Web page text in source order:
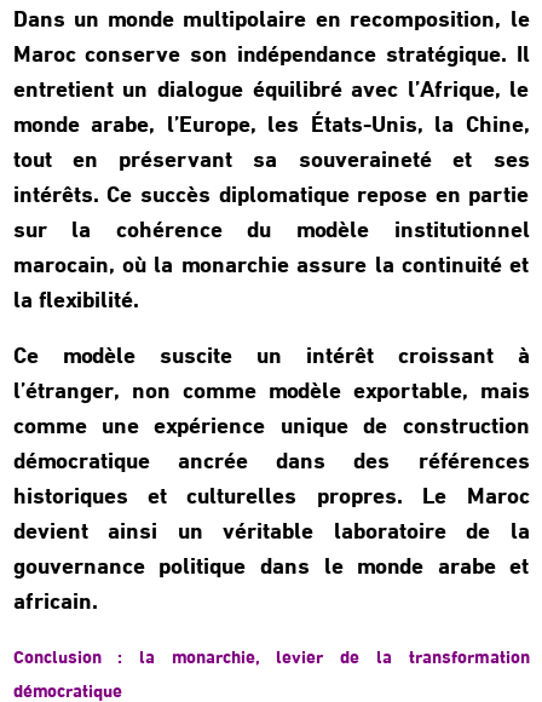
Dans un monde multipolaire en recomposition, le
Maroc conserve son indépendance stratégique. Il
entretient un dialogue équilibré avec l’Afrique, le
monde arabe, l’Europe, les États-Unis, la Chine,
tout en préservant sa souveraineté et ses
intérêts. Ce succès diplomatique repose en partie
sur la cohérence du modèle institutionnel
marocain, où la monarchie assure la continuité et
la flexibilité.
Ce modèle suscite un intérêt croissant à
l’étranger, non comme modèle exportable, mais
comme une expérience unique de construction
démocratique ancrée dans des références
historiques et culturelles propres. Le Maroc
devient ainsi un véritable laboratoire de la
gouvernance politique dans le monde arabe et
africain.
Conclusion : la monarchie, levier de la transformation
démocratique